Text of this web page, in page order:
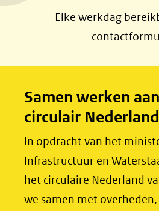
b
o
k
(opent
nieuw
e
I
n
(opent
nieuw
Elke werkdag
Samen werken
circulair Nederland
In opdracht van het
Infrastructuur en
het circulaire Nederland
we samen met